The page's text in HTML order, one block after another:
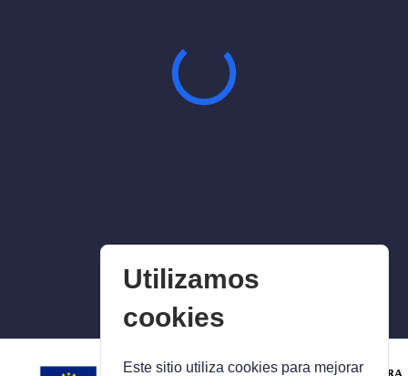
Utilizamos
cookies
Este sitio utiliza cookies para mejorar